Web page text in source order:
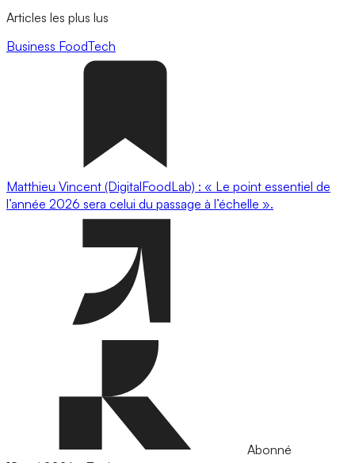
Articles les plus lus
Business FoodTech
Matthieu Vincent (DigitalFoodLab) : « Le point essentiel de
l’année 2026 sera celui du passage à l’échelle ».
Abonné